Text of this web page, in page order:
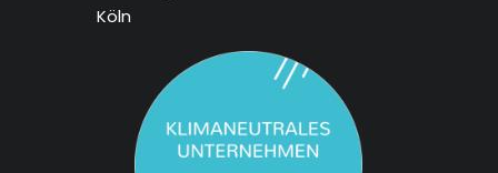
Köln